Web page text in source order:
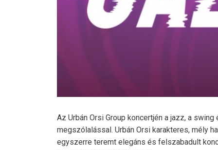
Az Urbán Orsi Group koncertjén a jazz, a swing
megszólalással. Urbán Orsi karakteres, mély
egyszerre teremt elegáns és felszabadult